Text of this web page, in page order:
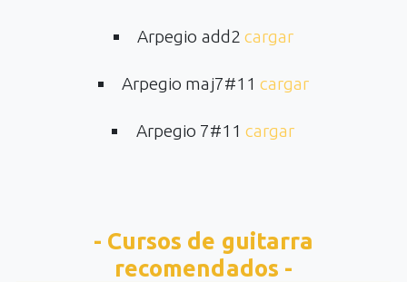
Arpegio add2 cargar
Arpegio maj7#11 cargar
Arpegio 7#11cargar
- Cursos de guitarra
recomendados -